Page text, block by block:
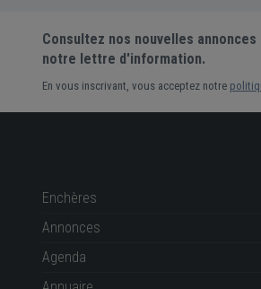
Consultez nos nouvelles
notre lettre d'information.
En vous inscrivant, vous acceptez notre
Enchères
Annonces
Agenda